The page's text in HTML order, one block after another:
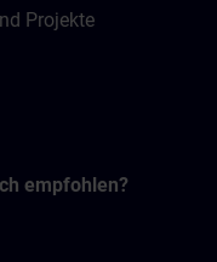
Projekte
empfohlen?